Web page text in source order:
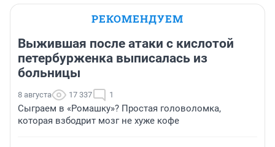
РЕКОМЕНДУЕМ
Выжившая после атаки с кислотой
петербурженка выписалась из
больницы
8 августа 17 337 1
Сыграем в «Ромашку»? Простая головоломка,
которая взбодрит мозг не хуже кофе